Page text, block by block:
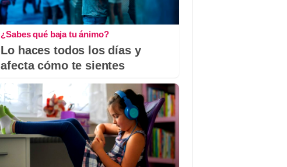
¿Sabes qué baja tu ánimo?
Lo haces todos los días y
afecta cómo te sientes